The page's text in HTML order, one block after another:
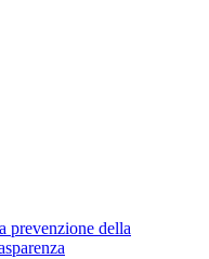
prevenzione della